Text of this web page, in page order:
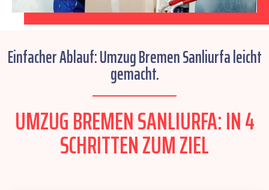
Einfacher Ablauf: Umzug Bremen Sanliurfa leicht
gemacht.
UMZUG BREMEN SANLIURFA: IN 4
SCHRITTEN ZUM ZIEL